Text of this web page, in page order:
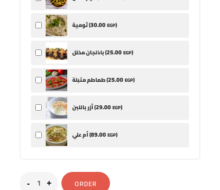
ثومية (30.00EGP)
باذنجان مخلل (25.00EGP)
طماطم متبلة (25.00EGP)
أزر باللبن (29.00EGP)
أم علي (89.00EGP)
ORDER